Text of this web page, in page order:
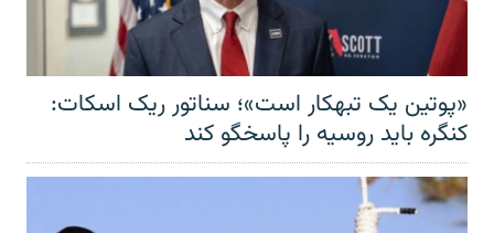
«پوتین یک تبهکار است»؛ سناتور ریک اسکات:
کنگره باید روسیه را پاسخگو کند